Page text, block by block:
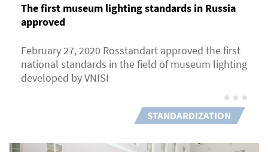
The first museum lighting standards in Russia
approved
February 27, 2020 Rosstandart approved the first
national standards in the field of museum lighting
developed by VNISI
STANDARDIZATION